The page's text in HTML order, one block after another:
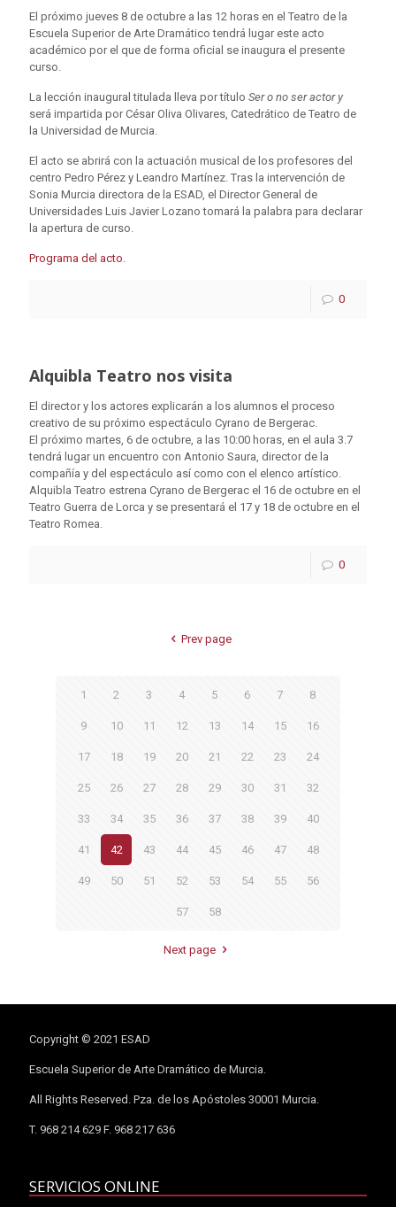
El próximo jueves 8 de octubre a las 12 horas en el Teatro de la
Escuela Superior de Arte Dramático tendrá lugar este acto
académico por el que de forma oficial se inaugura el presente
curso.
La lección inaugural titulada lleva por título Ser o no ser actor y
será impartida por César Oliva Olivares, Catedrático de Teatro de
la Universidad de Murcia.
El acto se abrirá con la actuación musical de los profesores del
centro Pedro Pérez y Leandro Martínez. Tras la intervención de
Sonia Murcia directora de la ESAD, el Director General de
Universidades Luis Javier Lozano tomará la palabra para declarar
la apertura de curso.
Programa del acto.
0
Alquibla Teatro nos visita
El director y los actores explicarán a los alumnos el proceso
creativo de su próximo espectáculo Cyrano de Bergerac.
El próximo martes, 6 de octubre, a las 10:00 horas, en el aula 3.7
tendrá lugar un encuentro con Antonio Saura, director de la
compañía y del espectáculo así como con el elenco artístico.
Alquibla Teatro estrena Cyrano de Bergerac el 16 de octubre en el
Teatro Guerra de Lorca y se presentará el 17 y 18 de octubre en el
Teatro Romea.
0
Prev page
1 2 3 4 5 6 7 8
9 10 11 12 13 14 15 16
17 18 19 20 21 22 23 24
25 26 27 28 29 30 31 32
33 34 35 36 37 38 39 40
41 42 43 44 45 46 47 48
49 50 51 52 53 54 55 56
57 58
Next page
Copyright © 2021 ESAD
Escuela Superior de Arte Dramático de Murcia.
All Rights Reserved. Pza. de los Apóstoles 30001 Murcia.
T. 968 214 629 F. 968 217 636
SERVICIOS ONLINE